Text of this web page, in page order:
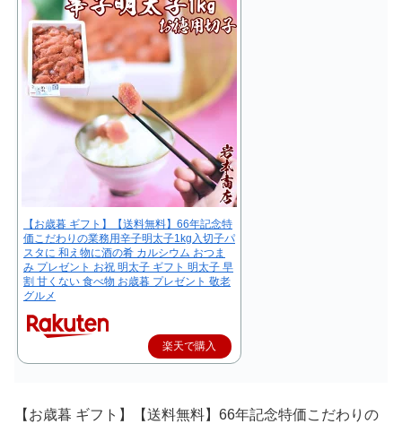
【お歳暮 ギフト】【送料無料】66年記念特
価こだわりの業務用辛子明太子1kg入切子パ
スタに 和え物に酒の肴 カルシウム おつま
み プレゼント お祝 明太子 ギフト 明太子 早
割 甘くない 食べ物 お歳暮 プレゼント 敬老
グルメ
楽天で購入
【お歳暮 ギフト】【送料無料】66年記念特価こだわりの